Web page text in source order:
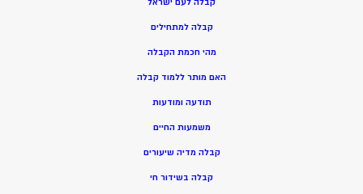
קבלה למתחילים
מהי חכמת הקבלה
האם מותר ללמוד קבלה
תודעה ומודעות
משמעות החיים
קבלה מדיה שיעורים
קבלה בשידור חי